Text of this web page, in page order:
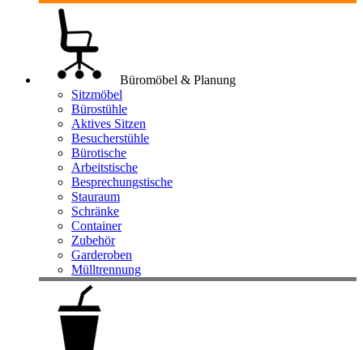
Büromöbel & Planung
Sitzmöbel
Bürostühle
Aktives Sitzen
Besucherstühle
Bürotische
Arbeitstische
Besprechungstische
Stauraum
Schränke
Container
Zubehör
Garderoben
Mülltrennung